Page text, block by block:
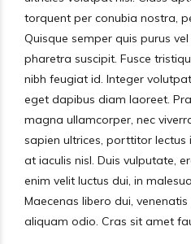
torquent per conubia nostra,
Quisque semper quis purus
pharetra suscipit. Fusce
nibh feugiat id. Integer
eget dapibus diam laoreet.
magna ullamcorper, nec
sapien ultrices, porttitor lectus
at iaculis nisl. Duis vulputate,
enim velit luctus dui, in
Maecenas libero dui,
aliquam odio. Cras sit amet